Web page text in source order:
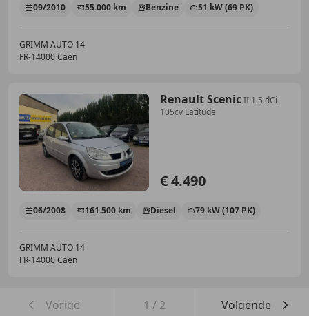
09/2010 55.000 km Benzine 51 kW (69 PK)
GRIMM AUTO 14
FR-14000 Caen
Renault ScenicII 1.5 dCi
105cv Latitude
€ 4.490
06/2008 161.500 km Diesel 79 kW (107 PK)
GRIMM AUTO 14
FR-14000 Caen
Vorige 1 / 2 Volgende